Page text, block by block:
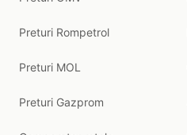
Preturi Rompetrol
Preturi MOL
Preturi Gazprom